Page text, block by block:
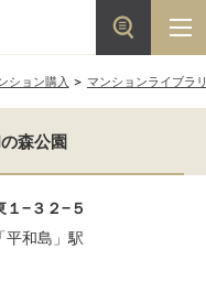
ション購入 マンションライブラ
森公園
１−３２−５
平和島」駅